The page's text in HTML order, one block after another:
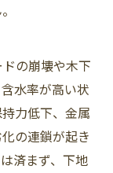
の崩壊や木下
水率が高い状
力低下、金属
の連鎖が起き
済まず、下地